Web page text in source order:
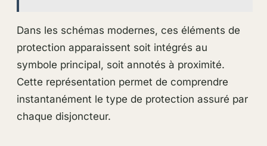
Dans les schémas modernes, ces éléments de
protection apparaissent soit intégrés au
symbole principal, soit annotés à proximité.
Cette représentation permet de comprendre
instantanément le type de protection assuré par
chaque disjoncteur.